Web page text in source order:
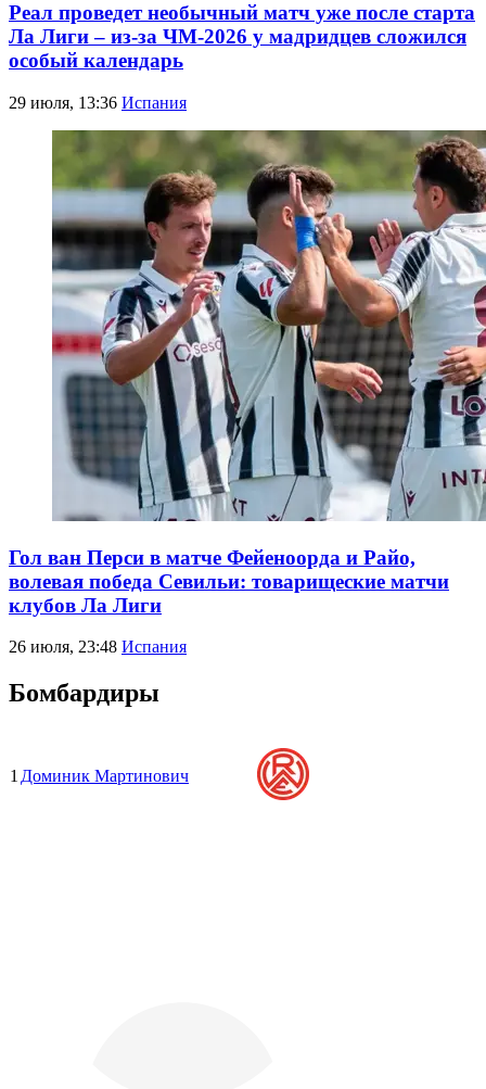
Реал проведет необычный матч уже после старта
Ла Лиги – из-за ЧМ-2026 у мадридцев сложился
особый календарь
29 июля, 13:36 Испания
Гол ван Перси в матче Фейеноорда и Райо,
волевая победа Севильи: товарищеские матчи
клубов Ла Лиги
26 июля, 23:48 Испания
Бомбардиры
1 Доминик Мартинович